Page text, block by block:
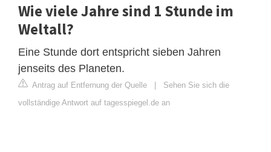
Wie viele Jahre sind 1 Stunde im
Weltall?
Eine Stunde dort entspricht sieben Jahren
jenseits des Planeten.
Antrag auf Entfernung der Quelle | Sehen Sie sich die
vollständige Antwort auf tagesspiegel.de an